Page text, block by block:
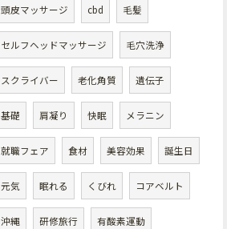
頭皮マッサージ cbd 毛髪
セルフヘッドマッサージ 毛穴洗浄
スクライバー 老化角質 遺伝子
基礎 肩凝り 快眠 メラニン
就職フェア 食材 美容効果 誕生日
元気 眠れる くびれ コアベルト
沖縄 研修旅行 有酸素運動